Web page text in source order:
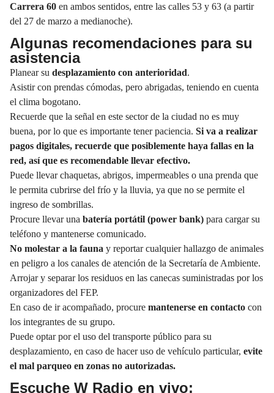
Carrera 60 en ambos sentidos, entre las calles 53 y 63 (a partir
del 27 de marzo a medianoche).
Algunas recomendaciones para su
asistencia
Planear su desplazamiento con anterioridad.
Asistir con prendas cómodas, pero abrigadas, teniendo en cuenta
el clima bogotano.
Recuerde que la señal en este sector de la ciudad no es muy
buena, por lo que es importante tener paciencia. Si va a realizar
pagos digitales, recuerde que posiblemente haya fallas en la
red, así que es recomendable llevar efectivo.
Puede llevar chaquetas, abrigos, impermeables o una prenda que
le permita cubrirse del frío y la lluvia, ya que no se permite el
ingreso de sombrillas.
Procure llevar una batería portátil (power bank) para cargar su
teléfono y mantenerse comunicado.
No molestar a la fauna y reportar cualquier hallazgo de animales
en peligro a los canales de atención de la Secretaría de Ambiente.
Arrojar y separar los residuos en las canecas suministradas por los
organizadores del FEP.
En caso de ir acompañado, procure mantenerse en contacto con
los integrantes de su grupo.
Puede optar por el uso del transporte público para su
desplazamiento, en caso de hacer uso de vehículo particular, evite
el mal parqueo en zonas no autorizadas.
Escuche W Radio en vivo: